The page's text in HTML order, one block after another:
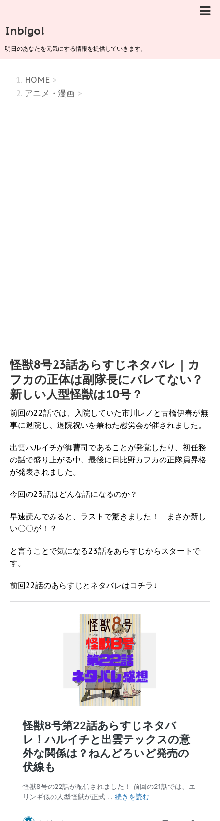
Inbigo!
明日のあなたを元気にする情報を提供していきます。
HOME >
アニメ・漫画 >
怪獣8号23話あらすじネタバレ｜カ
フカの正体は副隊長にバレてない？
新しい人型怪獣は10号？
前回の22話では、入院していた市川レノと古橋伊春が無
事に退院し、退院祝いを兼ねた慰労会が催されました。
出雲ハルイチが御曹司であることが発覚したり、初任務
の話で盛り上がる中、最後に日比野カフカの正隊員昇格
が発表されました。
今回の23話はどんな話になるのか？
早速読んでみると、ラストで驚きました！ まさか新し
い〇〇が！？
と言うことで気になる23話をあらすじからスタートで
す。
前回22話のあらすじとネタバレはコチラ↓